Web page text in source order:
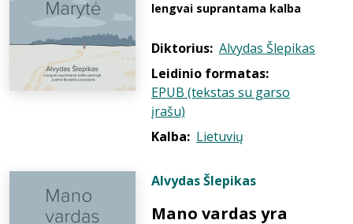
lengvai suprantama kalba
Diktorius: Alvydas Šlepikas
Leidinio formatas:
EPUB (tekstas su garso
įrašu)
Kalba: Lietuvių
Alvydas Šlepikas
Mano vardas yra